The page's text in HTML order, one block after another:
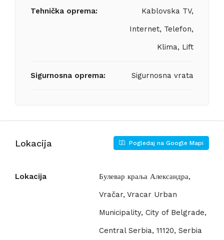
Tehnička oprema:
Kablovska TV,
Internet, Telefon,
Klima, Lift
Sigurnosna oprema: Sigurnosna vrata
Lokacija Pogledaj na Google Mapi
Lokacija
Булевар краља Александра,
Vračar, Vracar Urban
Municipality, City of Belgrade,
Central Serbia, 11120, Serbia